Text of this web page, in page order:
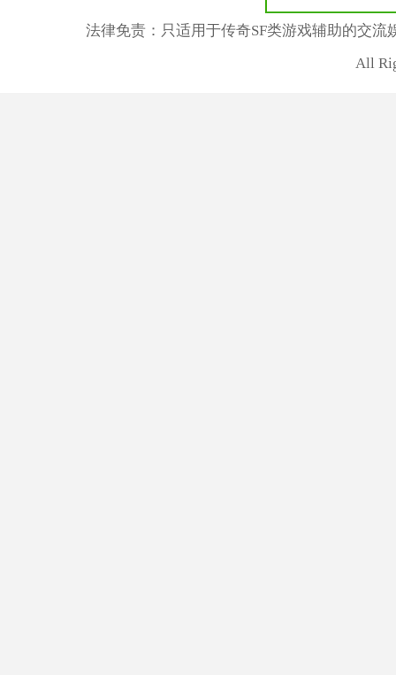
法律免责：只适用于传奇SF类游戏辅助的交
All